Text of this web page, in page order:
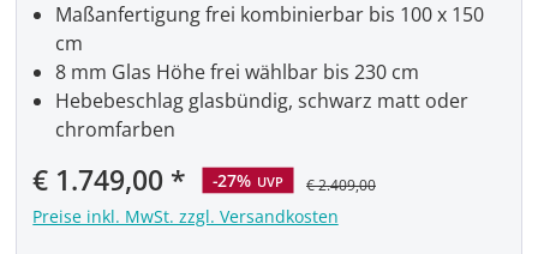
Verkaufspreis:
€ 1.749,00 -27% UVP € 2.409,00
Preise inkl. MwSt. zzgl. Versandkosten
Maßanfertigung frei kombinierbar bis 100 x 150
cm
8 mm Glas Höhe frei wählbar bis 230 cm
Hebebeschlag glasbündig, schwarz matt oder
chromfarben